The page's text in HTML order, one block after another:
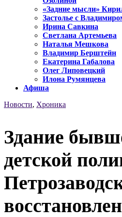
«Задние мысли»
Застолье с
Ирина Савкина
Светлана Артемьева
Наталья Мешкова
Владимир Берштейн
Екатерина Габалова
Олег Липовецкий
Илона Румянцева
Афиша
Новости, Хроника
Здание
детской